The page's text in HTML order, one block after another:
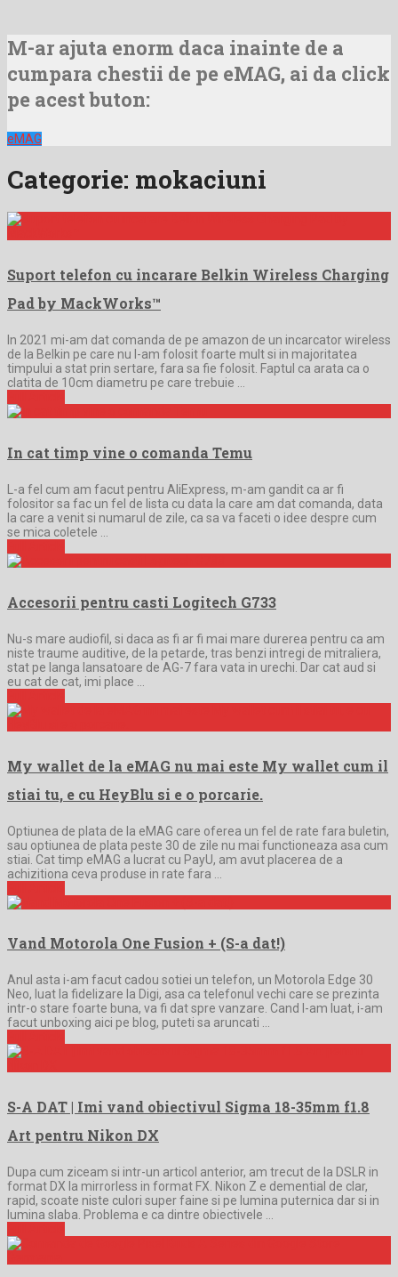
M-ar ajuta enorm daca inainte de a
cumpara chestii de pe eMAG, ai da click
pe acest buton:
eMAG
Categorie: mokaciuni
Suport telefon cu incarare Belkin Wireless Charging
Pad by MackWorks™
In 2021 mi-am dat comanda de pe amazon de un incarcator wireless
de la Belkin pe care nu l-am folosit foarte mult si in majoritatea
timpului a stat prin sertare, fara sa fie folosit. Faptul ca arata ca o
clatita de 10cm diametru pe care trebuie …
In cat timp vine o comanda Temu
L-a fel cum am facut pentru AliExpress, m-am gandit ca ar fi
folositor sa fac un fel de lista cu data la care am dat comanda, data
la care a venit si numarul de zile, ca sa va faceti o idee despre cum
se mica coletele …
Accesorii pentru casti Logitech G733
Nu-s mare audiofil, si daca as fi ar fi mai mare durerea pentru ca am
niste traume auditive, de la petarde, tras benzi intregi de mitraliera,
stat pe langa lansatoare de AG-7 fara vata in urechi. Dar cat aud si
eu cat de cat, imi place …
My wallet de la eMAG nu mai este My wallet cum il
stiai tu, e cu HeyBlu si e o porcarie.
Optiunea de plata de la eMAG care oferea un fel de rate fara buletin,
sau optiunea de plata peste 30 de zile nu mai functioneaza asa cum
stiai. Cat timp eMAG a lucrat cu PayU, am avut placerea de a
achizitiona ceva produse in rate fara …
Vand Motorola One Fusion + (S-a dat!)
Anul asta i-am facut cadou sotiei un telefon, un Motorola Edge 30
Neo, luat la fidelizare la Digi, asa ca telefonul vechi care se prezinta
intr-o stare foarte buna, va fi dat spre vanzare. Cand l-am luat, i-am
facut unboxing aici pe blog, puteti sa aruncati …
S-A DAT | Imi vand obiectivul Sigma 18-35mm f1.8
Art pentru Nikon DX
Dupa cum ziceam si intr-un articol anterior, am trecut de la DSLR in
format DX la mirrorless in format FX. Nikon Z e demential de clar,
rapid, scoate niste culori super faine si pe lumina puternica dar si in
lumina slaba. Problema e ca dintre obiectivele …